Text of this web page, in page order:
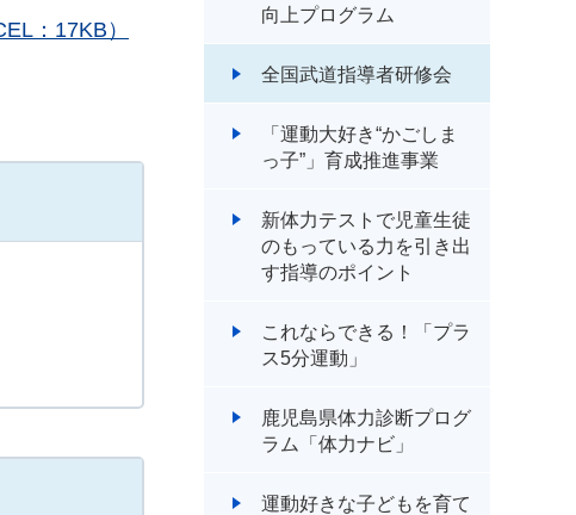
：17KB）
向上プログラム
全国武道指導者研修会
「運動大好き“かごしま
っ子”」育成推進事業
新体力テストで児童生徒
のもっている力を引き出
す指導のポイント
これならできる！「プラ
ス5分運動」
鹿児島県体力診断プログ
ラム「体力ナビ」
運動好きな子どもを育て